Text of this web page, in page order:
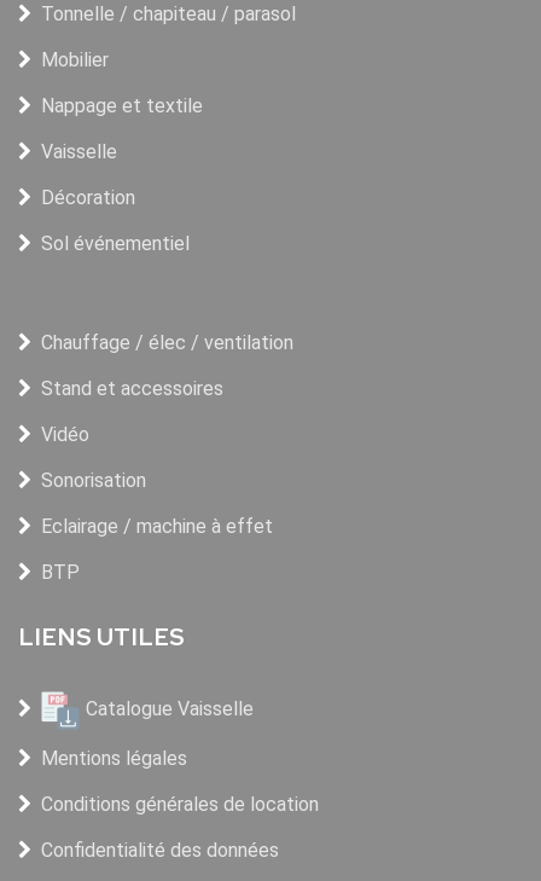
Tonnelle / chapiteau / parasol
Mobilier
Nappage et textile
Vaisselle
Décoration
Sol événementiel
Chauffage / élec / ventilation
Stand et accessoires
Vidéo
Sonorisation
Eclairage / machine à effet
BTP
LIENS UTILES
Catalogue Vaisselle
Mentions légales
Conditions générales de location
Confidentialité des données